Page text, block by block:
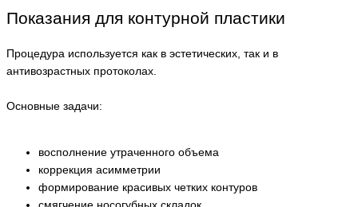
Показания для контурной пластики
Процедура используется как в эстетических, так и в
антивозрастных протоколах.
Основные задачи:
восполнение утраченного объема
коррекция асимметрии
формирование красивых четких контуров